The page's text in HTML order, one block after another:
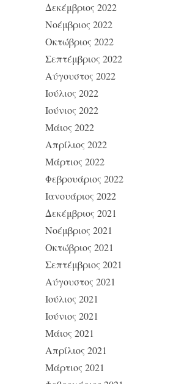
Δεκέμβριος 2022
Νοέμβριος 2022
Οκτώβριος 2022
Σεπτέμβριος 2022
Αύγουστος 2022
Ιούλιος 2022
Ιούνιος 2022
Μάιος 2022
Απρίλιος 2022
Μάρτιος 2022
Φεβρουάριος 2022
Ιανουάριος 2022
Δεκέμβριος 2021
Νοέμβριος 2021
Οκτώβριος 2021
Σεπτέμβριος 2021
Αύγουστος 2021
Ιούλιος 2021
Ιούνιος 2021
Μάιος 2021
Απρίλιος 2021
Μάρτιος 2021